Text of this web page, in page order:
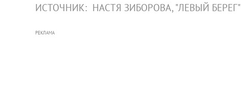
ИСТОЧНИК: НАСТЯ ЗИБОРОВА, "ЛЕВЫЙ БЕРЕГ"
РЕКЛАМА